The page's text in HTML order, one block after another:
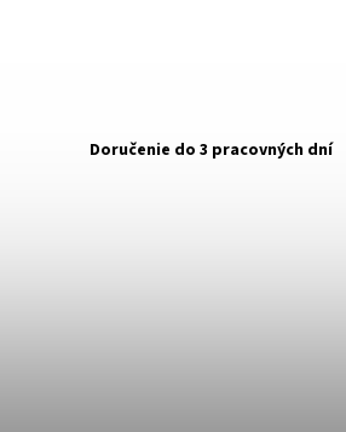
Doručenie do 3 pracovných dní